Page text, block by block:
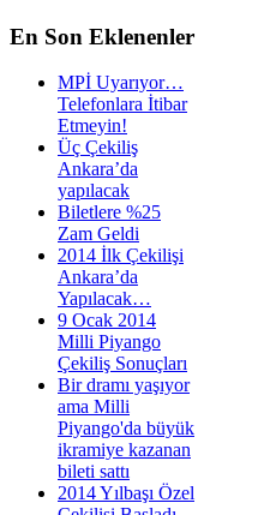
En Son Eklenenler
MPİ Uyarıyor…
Telefonlara İtibar
Etmeyin!
Üç Çekiliş
Ankara’da
yapılacak
Biletlere %25
Zam Geldi
2014 İlk Çekilişi
Ankara’da
Yapılacak…
9 Ocak 2014
Milli Piyango
Çekiliş Sonuçları
Bir dramı yaşıyor
ama Milli
Piyango'da büyük
ikramiye kazanan
bileti sattı
2014 Yılbaşı Özel